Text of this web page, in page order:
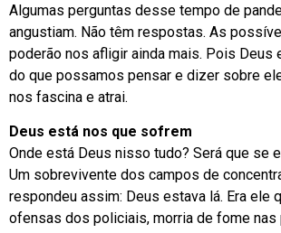
Algumas perguntas desse tempo de
angustiam. Não têm respostas. As
poderão nos afligir ainda mais. Pois Deus
do que possamos pensar e dizer sobre
nos fascina e atrai.
Deus está nos que sofrem
Onde está Deus nisso tudo? Será que se
Um sobrevivente dos campos de
respondeu assim: Deus estava lá. Era ele
ofensas dos policiais, morria de fome nas